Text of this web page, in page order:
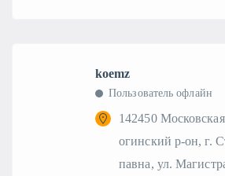
koemz
Пользователь офлайн
142450
огинский р-он, г.
павна, ул.